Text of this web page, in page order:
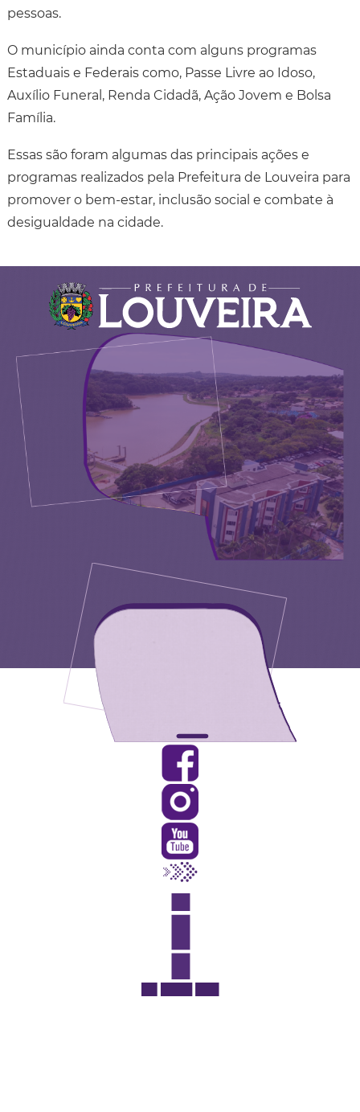
pessoas.
O município ainda conta com alguns programas
Estaduais e Federais como, Passe Livre ao Idoso,
Auxílio Funeral, Renda Cidadã, Ação Jovem e Bolsa
Família.
Essas são foram algumas das principais ações e
programas realizados pela Prefeitura de Louveira para
promover o bem-estar, inclusão social e combate à
desigualdade na cidade.